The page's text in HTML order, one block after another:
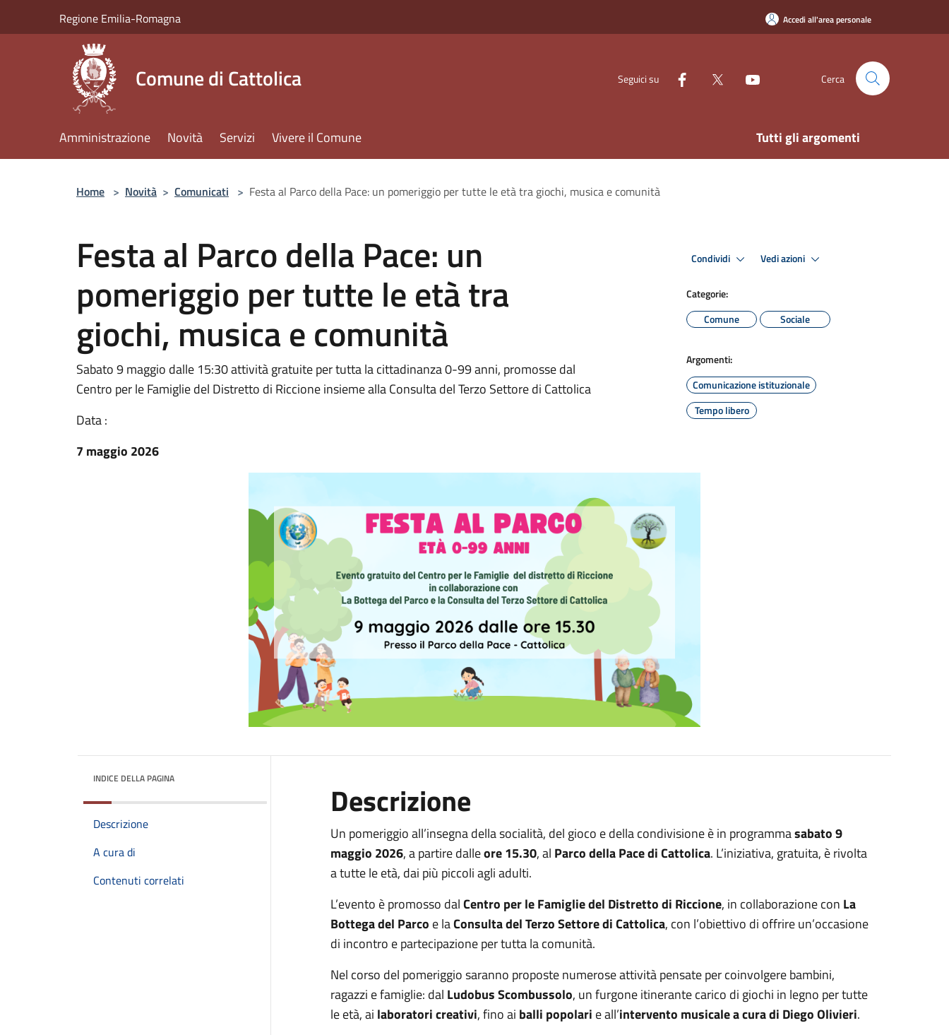
Regione Emilia-Romagna Accedi all'area personale
Comune di Cattolica Seguici su Cerca
Amministrazione Novità Servizi Vivere il Comune Tutti gli argomenti
Home > Novità > Comunicati > Festa al Parco della Pace: un pomeriggio per tutte le età tra giochi, musica e comunità
Festa al Parco della Pace: un
pomeriggio per tutte le età tra
giochi, musica e comunità
Sabato 9 maggio dalle 15:30 attività gratuite per tutta la cittadinanza 0-99 anni, promosse dal
Centro per le Famiglie del Distretto di Riccione insieme alla Consulta del Terzo Settore di Cattolica
Data :
7 maggio 2026
Condividi Vedi azioni
Categorie:
Comune
Sociale
Argomenti:
Comunicazione istituzionale
Tempo libero
INDICE DELLA PAGINA
Descrizione
A cura di
Contenuti correlati
Descrizione
Un pomeriggio all’insegna della socialità, del gioco e della condivisione è in programmasabato 9
maggio 2026, a partire dalleore 15.30, al Parco della Pace di Cattolica. L’iniziativa, gratuita, è rivolta
a tutte le età, dai più piccoli agli adulti.
L’evento è promosso dalCentro per le Famiglie del Distretto di Riccione, in collaborazione con La
Bottega del Parco e laConsulta del Terzo Settore di Cattolica, con l’obiettivo di offrire un’occasione
di incontro e partecipazione per tutta la comunità.
Nel corso del pomeriggio saranno proposte numerose attività pensate per coinvolgere bambini,
ragazzi e famiglie: dal Ludobus Scombussolo, un furgone itinerante carico di giochi in legno per tutte
le età, ai laboratori creativi, fino ai balli popolari e all’intervento musicale a cura di Diego Olivieri.